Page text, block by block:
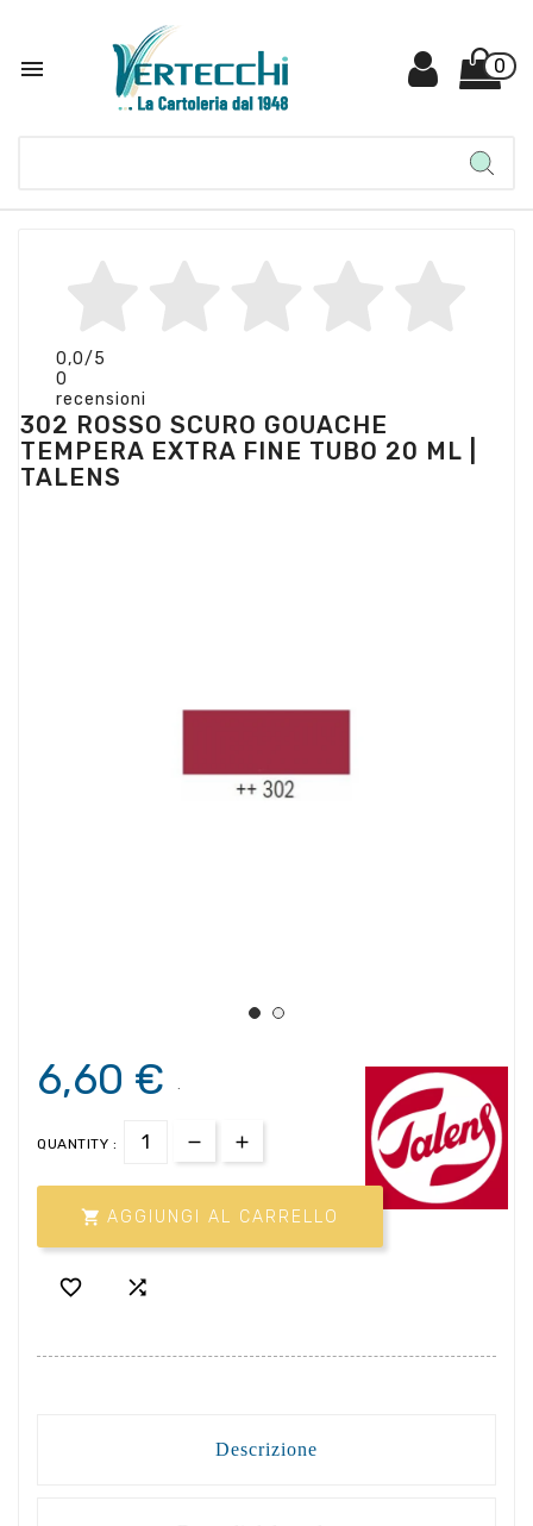
 0
0,0/5
0
recensioni
302 ROSSO SCURO GOUACHE
TEMPERA EXTRA FINE TUBO 20 ML |
TALENS
6,60 € .
QUANTITY :
 AGGIUNGI AL CARRELLO
 
Descrizione